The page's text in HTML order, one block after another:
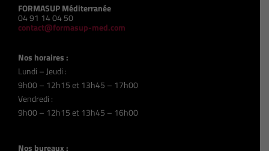
FORMASUP Méditerranée
04 91 14 04 50
contact@formasup-med.com
Nos horaires :
Lundi – Jeudi :
9h00 – 12h15 et 13h45 – 17h00
Vendredi :
9h00 – 12h15 et 13h45 – 16h00
Nos bureaux :